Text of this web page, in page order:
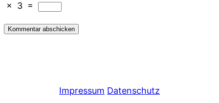
× 3 =
Impressum Datenschutz